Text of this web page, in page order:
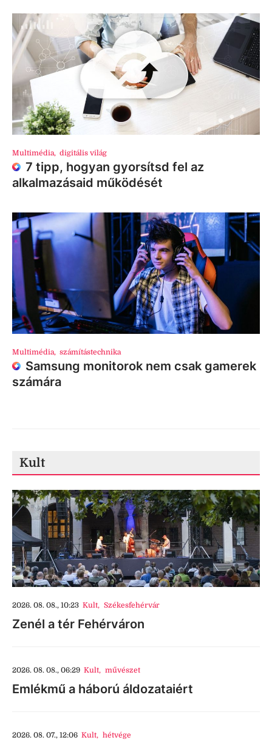
Multimédia, digitális világ
7 tipp, hogyan gyorsítsd fel az
alkalmazásaid működését
Multimédia, számítástechnika
Samsung monitorok nem csak gamerek
számára
Kult
2026. 08. 08., 10:23 Kult, Székesfehérvár
Zenél a tér Fehérváron
2026. 08. 08., 06:29 Kult, művészet
Emlékmű a háború áldozataiért
2026. 08. 07., 12:06 Kult, hétvége